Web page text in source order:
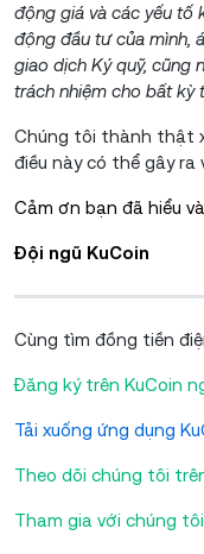
động giá và các yếu tố
động đầu tư của mình,
giao dịch Ký quỹ, cũng
trách nhiệm cho bất kỳ
Chúng tôi thành thật
điều này có thể gây ra
Cảm ơn bạn đã hiểu
Đội ngũ KuCoin
Cùng tìm đồng tiền
Đăng ký trên KuCoin
Tải xuống ứng dụng
Theo dõi chúng tôi
Tham gia với chúng